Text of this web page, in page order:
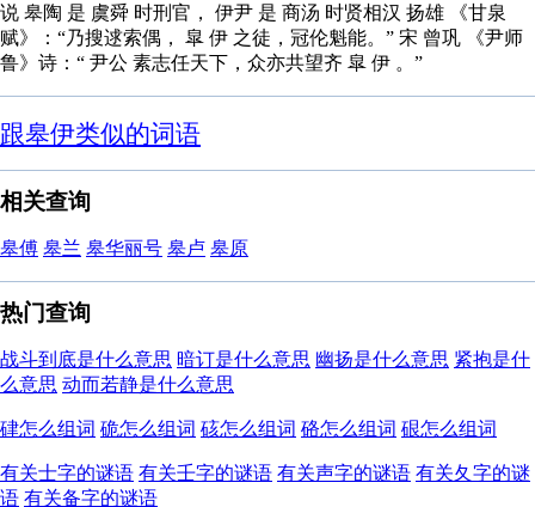
说 皋陶 是 虞舜 时刑官， 伊尹 是 商汤 时贤相汉 扬雄 《甘泉
赋》：“乃搜逑索偶， 皐 伊 之徒，冠伦魁能。” 宋 曾巩 《尹师
鲁》诗：“ 尹公 素志任天下，众亦共望齐 皐 伊 。”
跟皋伊类似的词语
相关查询
皋傅 皋兰 皋华丽号 皋卢 皋原
热门查询
战斗到底是什么意思 暗订是什么意思 幽扬是什么意思 紧抱是什
么意思 动而若静是什么意思
硉怎么组词 硊怎么组词 硋怎么组词 硌怎么组词 硍怎么组词
有关士字的谜语 有关壬字的谜语 有关声字的谜语 有关夂字的谜
语 有关备字的谜语